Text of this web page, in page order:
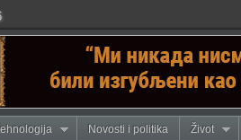
Novosti i politika Život